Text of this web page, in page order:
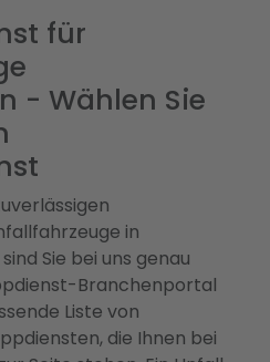
für
- Wählen Sie
in
Sie bei uns genau
Branchenportal
Liste von
die Ihnen bei